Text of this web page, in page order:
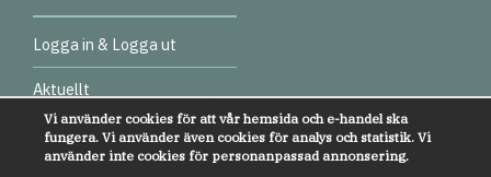
Logga in & Logga ut
Aktuellt
Digitala test
Vi använder cookies för att vår hemsida och e-handel ska
fungera. Vi använder även cookies för analys och statistik. Vi
använder inte cookies för personanpassad annonsering.